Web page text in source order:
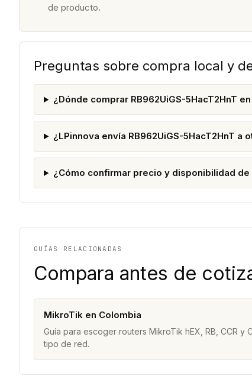
de producto.
Preguntas sobre compra local y
¿Dónde comprar RB962UiGS-5HacT2HnT
¿LPinnova envía RB962UiGS-5HacT2HnT a
¿Cómo confirmar precio y disponibilidad de
GUÍAS RELACIONADAS
Compara antes de
MikroTik en Colombia
Guía para escoger routers MikroTik hEX, RB, CCR y
tipo de red.